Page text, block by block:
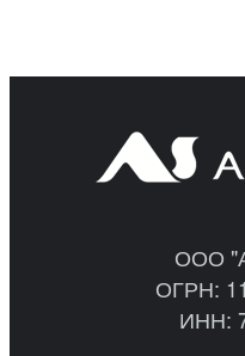
ООО
ОГРН:
ИНН: